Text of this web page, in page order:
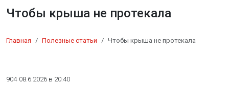
Чтобы крыша не протекала
Главная Полезные статьи Чтобы крыша не протекала
904 08.6.2026 в 20:40